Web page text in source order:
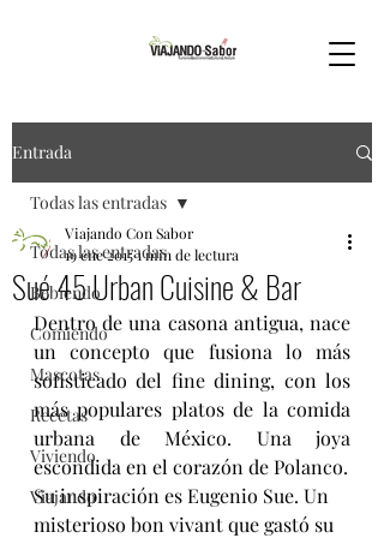
Entrada
Todas las entradas
Bebiendo
Comiendo
Mascotas
Recetas
Viviendo
Viajando
Todas las entradas
Sué 45 Urban Cuisine & Bar
Viajando Con Sabor
19 ene 20151 min de lectura
Dentro de una casona antigua, nace
un concepto que fusiona lo más
sofisticado del fine dining, con los
más populares platos de la comida
urbana de México. Una joya
Su inspiración es Eugenio Sue. Un
misterioso bon vivant que gastó su